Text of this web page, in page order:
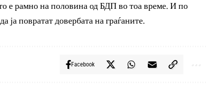
е рамно на половина од БДП во тоа време. И по
ја повратат довербата на граѓаните.
Facebook